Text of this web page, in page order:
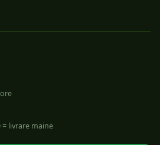
= livrare maine